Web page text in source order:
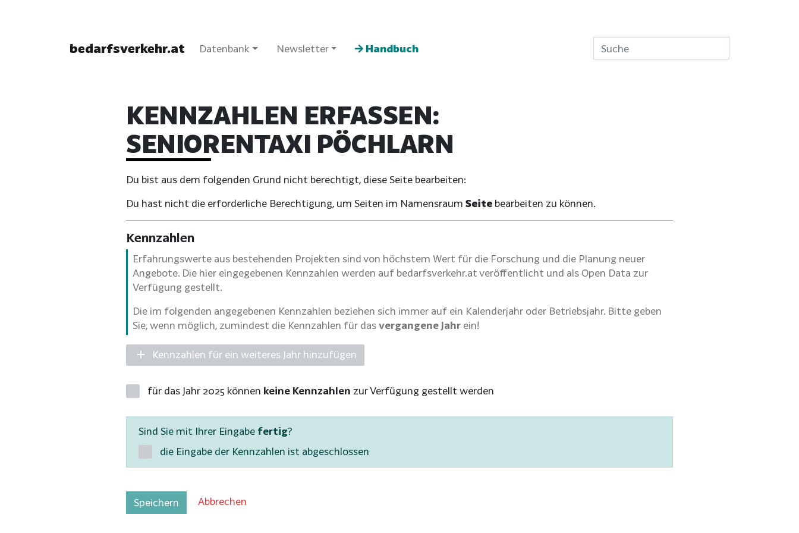
bedarfsverkehr.at Datenbank Newsletter Handbuch
KENNZAHLEN ERFASSEN:
SENIORENTAXI PÖCHLARN
Du bist aus dem folgenden Grund nicht berechtigt, diese Seite bearbeiten:
Du hast nicht die erforderliche Berechtigung, um Seiten im Namensraum Seite bearbeiten zu können.
Kennzahlen
Erfahrungswerte aus bestehenden Projekten sind von höchstem Wert für die Forschung und die Planung neuer
Angebote. Die hier eingegebenen Kennzahlen werden auf bedarfsverkehr.at veröffentlicht und als Open Data zur
Verfügung gestellt.
Die im folgenden angegebenen Kennzahlen beziehen sich immer auf ein Kalenderjahr oder Betriebsjahr. Bitte geben
Sie, wenn möglich, zumindest die Kennzahlen für das vergangene Jahr ein!
Kennzahlen für ein weiteres Jahr hinzufügen
für das Jahr 2025 können keine Kennzahlen zur Verfügung gestellt werden
Sind Sie mit Ihrer Eingabe fertig?
die Eingabe der Kennzahlen ist abgeschlossen
Speichern Abbrechen